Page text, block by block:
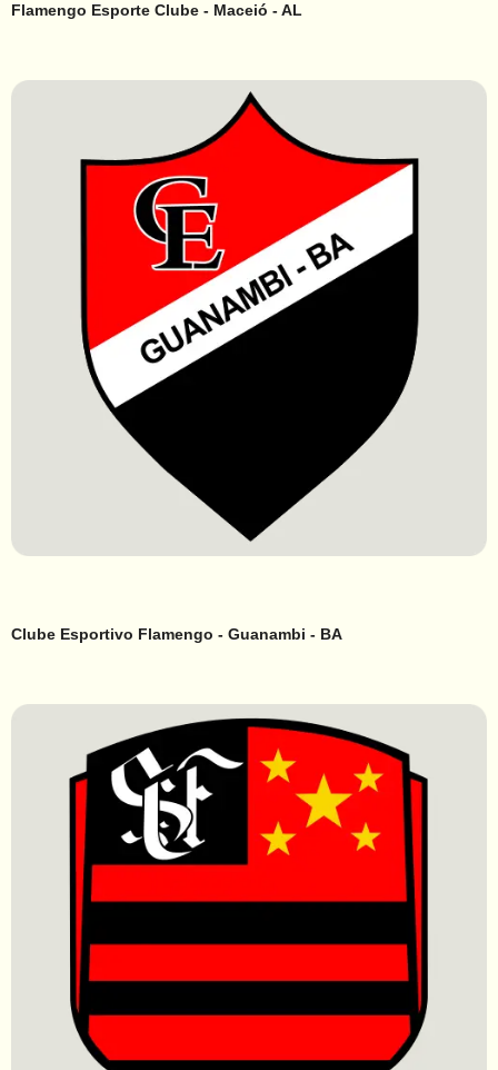
Flamengo Esporte Clube - Maceió - AL
Clube Esportivo Flamengo - Guanambi - BA